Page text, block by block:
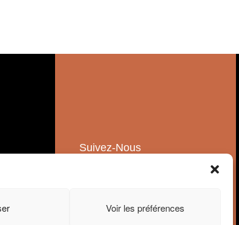
Voir les préférences
Suivez-Nous